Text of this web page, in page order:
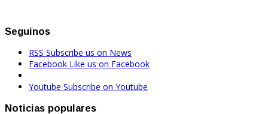
Seguinos
RSS Subscribe us on News
Facebook Like us on Facebook
Youtube Subscribe on Youtube
Noticias populares